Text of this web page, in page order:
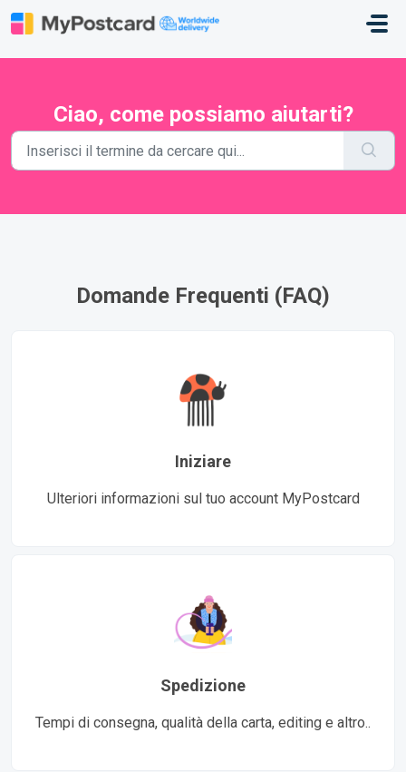
Ciao, come possiamo aiutarti?
Domande Frequenti (FAQ)
Iniziare
Ulteriori informazioni sul tuo account MyPostcard
Spedizione
Tempi di consegna, qualità della carta, editing e altro..